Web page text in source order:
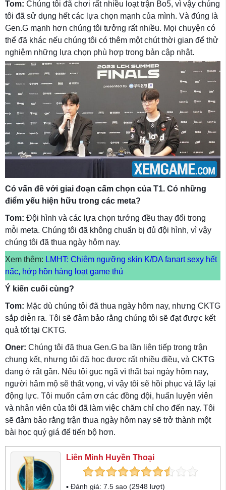
Tom: Chúng tôi đã chơi rất nhiều loạt trận Bo5, vì vậy chúng
tôi đã sử dụng hết các lựa chọn mạnh của mình. Và đúng là
Gen.G mạnh hơn chúng tôi tưởng rất nhiều. Mọi chuyện có
thể đã khác nếu chúng tôi có thêm một chút thời gian để thử
nghiệm những lựa chọn phù hợp trong bản cập nhật.
Có vấn đề với giai đoạn cấm chọn của T1. Có những
điểm yếu hiện hữu trong các meta?
Tom: Đội hình và các lựa chọn tướng đều thay đổi trong
mỗi meta. Chúng tôi đã không chuẩn bị đủ đội hình, vì vậy
chúng tôi đã thua ngày hôm nay.
Xem thêm: LMHT: Chiêm ngưỡng skin K/DA fanart sexy hết
nấc, hớp hồn hàng loạt game thủ
Ý kiến ​​cuối cùng?
Tom: Mặc dù chúng tôi đã thua ngày hôm nay, nhưng CKTG
sắp diễn ra. Tôi sẽ đảm bảo rằng chúng tôi sẽ đạt được kết
quả tốt tại CKTG.
Oner: Chúng tôi đã thua Gen.G ba lần liên tiếp trong trận
chung kết, nhưng tôi đã học được rất nhiều điều, và CKTG
đang ở rất gần. Nếu tôi gục ngã vì thất bại ngày hôm nay,
người hâm mộ sẽ thất vọng, vì vậy tôi sẽ hồi phục và lấy lại
động lực. Tôi muốn cảm ơn các đồng đội, huấn luyện viên
và nhân viên của tôi đã làm việc chăm chỉ cho đến nay. Tôi
sẽ đảm bảo rằng trận thua ngày hôm nay sẽ trở thành một
bài học quý giá để tiến bộ hơn.
Liên Minh Huyền Thoại
▪ Đánh giá: 7.5 sao (2948 lượt)